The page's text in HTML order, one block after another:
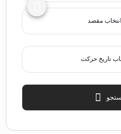
تاریخ حرکت